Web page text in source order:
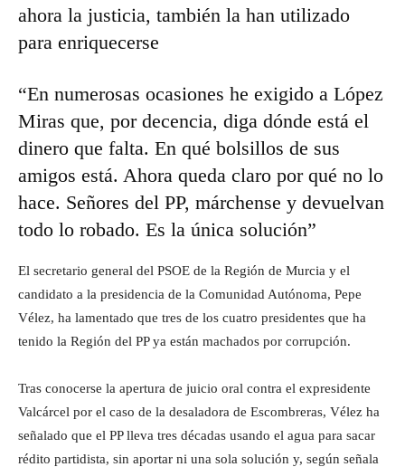
ahora la justicia, también la han utilizado
para enriquecerse
“En numerosas ocasiones he exigido a López
Miras que, por decencia, diga dónde está el
dinero que falta. En qué bolsillos de sus
amigos está. Ahora queda claro por qué no lo
hace. Señores del PP, márchense y devuelvan
todo lo robado. Es la única solución”
El secretario general del PSOE de la Región de Murcia y el
candidato a la presidencia de la Comunidad Autónoma, Pepe
Vélez, ha lamentado que tres de los cuatro presidentes que ha
tenido la Región del PP ya están machados por corrupción.
Tras conocerse la apertura de juicio oral contra el expresidente
Valcárcel por el caso de la desaladora de Escombreras, Vélez ha
señalado que el PP lleva tres décadas usando el agua para sacar
rédito partidista, sin aportar ni una sola solución y, según señala